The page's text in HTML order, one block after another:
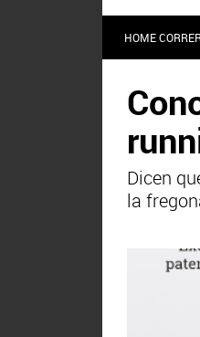
HOME
Dicen
la